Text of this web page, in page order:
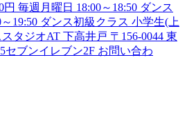
毎週月曜日 18:00～18:50 ダンス
19:50 ダンス初級クラス 小学生(上
タジオAT 下高井戸 〒156-0044 東
セブンイレブン2F お問い合わ